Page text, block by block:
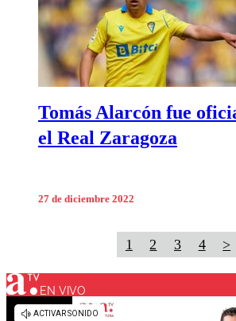
Tomás Alarcón fue
el Real Zaragoza
27 de diciembre 2022
1 2 3 4 >
EN VIVO